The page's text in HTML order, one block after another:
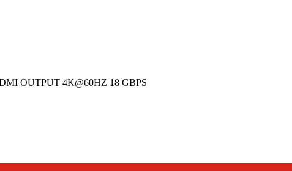
OUTPUT 4K@60HZ 18 GBPS